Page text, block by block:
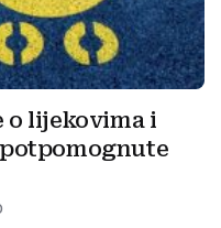
o lijekovima i